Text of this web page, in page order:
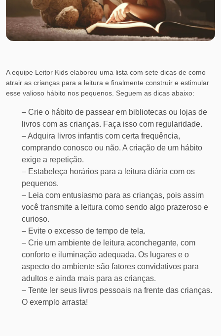
A equipe Leitor Kids elaborou uma lista com sete dicas de como
atrair as crianças para a leitura e finalmente construir e estimular
esse valioso hábito nos pequenos. Seguem as dicas abaixo:
– Crie o hábito de passear em bibliotecas ou lojas de
livros com as crianças. Faça isso com regularidade.
– Adquira livros infantis com certa frequência,
comprando conosco ou não. A criação de um hábito
exige a repetição.
– Estabeleça horários para a leitura diária com os
pequenos.
– Leia com entusiasmo para as crianças, pois assim
você transmite a leitura como sendo algo prazeroso e
curioso.
– Evite o excesso de tempo de tela.
– Crie um ambiente de leitura aconchegante, com
conforto e iluminação adequada. Os lugares e o
aspecto do ambiente são fatores convidativos para
adultos e ainda mais para as crianças.
– Tente ler seus livros pessoais na frente das crianças.
O exemplo arrasta!